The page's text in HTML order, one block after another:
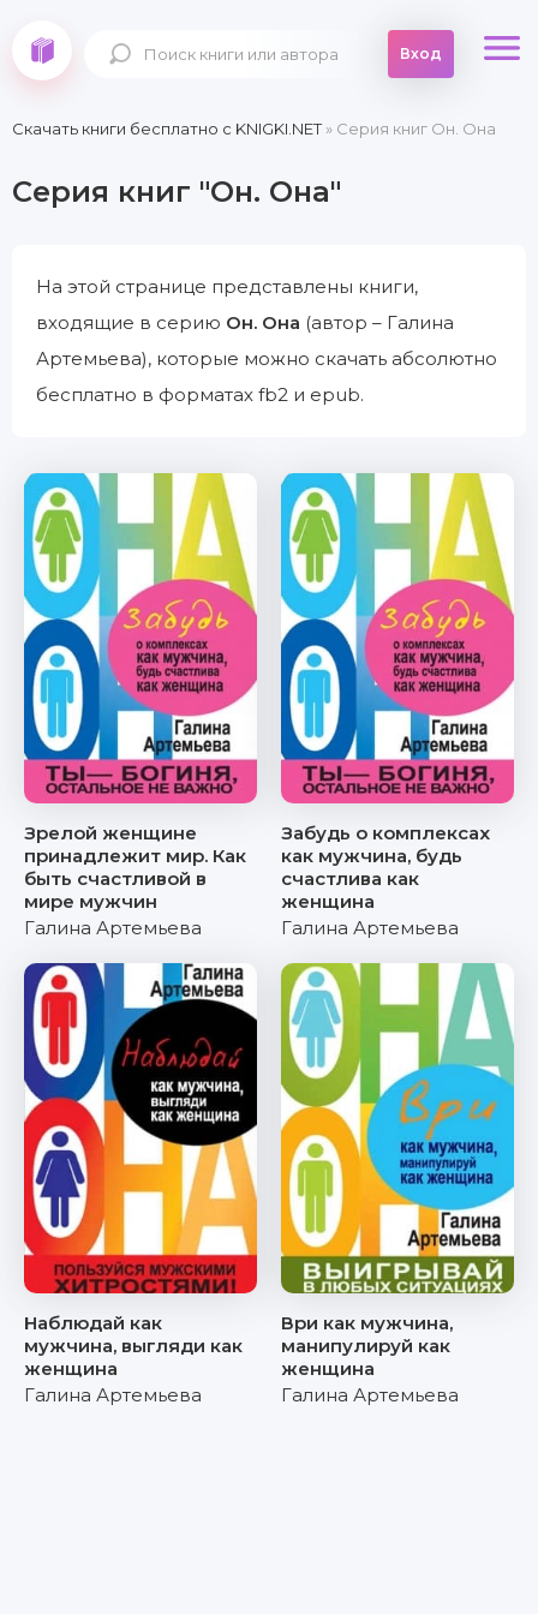
Вход
Скачать книги бесплатно c KNIGKI.NET» Серия книг Он. Она
Серия книг "Он. Она"
На этой странице представлены книги,
входящие в серию Он. Она (автор – Галина
Артемьева), которые можно скачать абсолютно
бесплатно в форматах fb2 и epub.
Зрелой женщине
принадлежит мир. Как
быть счастливой в
мире мужчин
Галина Артемьева
Забудь о комплексах
как мужчина, будь
счастлива как
женщина
Галина Артемьева
Наблюдай как
мужчина, выгляди как
женщина
Галина Артемьева
Ври как мужчина,
манипулируй как
женщина
Галина Артемьева